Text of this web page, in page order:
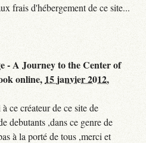
frais d'hébergement de ce site...
- A Journey to the Center of
online, 15 janvier 2012,
ce créateur de ce site de
debutants ,dans ce genre de
à la porté de tous ,merci et